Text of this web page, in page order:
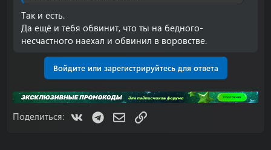
Так и есть.
Да ещё и тебя обвинит, что ты на бедного-
несчастного наехал и обвинил в воровстве.
Войдите или зарегистрируйтесь для ответа
Поделиться: VK TelegramЭлектронная почта
Ссылка